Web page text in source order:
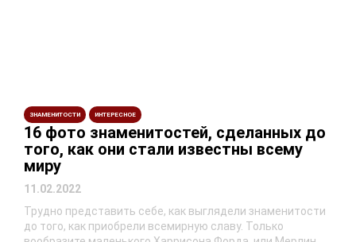
ЗНАМЕНИТОСТИ ИНТЕРЕСНОЕ
16 фото знаменитостей, сделанных до
того, как они стали известны всему
миру
11.02.2022
Трудно представить себе, как выглядели знаменитости
до того, как приобрели всемирную славу. Только